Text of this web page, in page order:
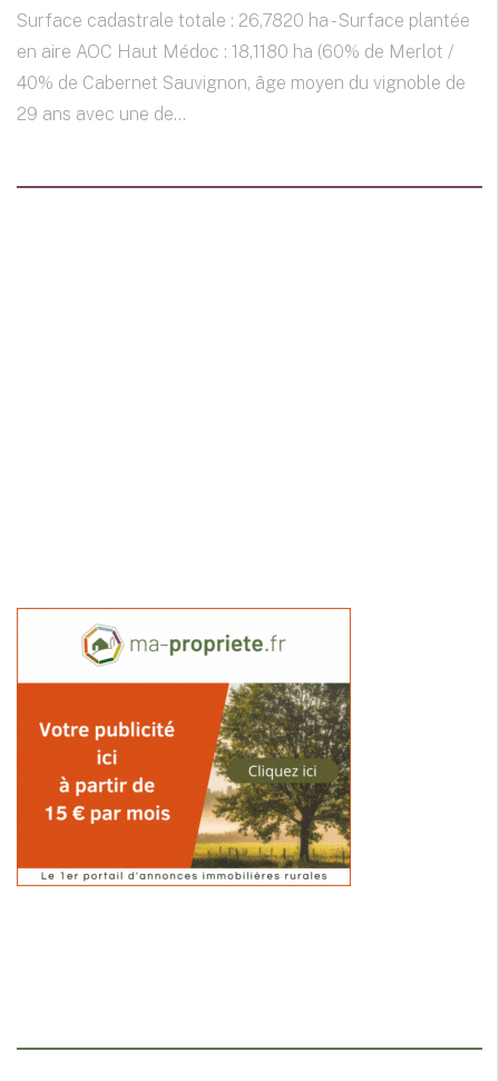
Surface cadastrale totale : 26,7820 ha - Surface plantée
en aire AOC Haut Médoc : 18,1180 ha (60% de Merlot /
40% de Cabernet Sauvignon, âge moyen du vignoble de
29 ans avec une de...